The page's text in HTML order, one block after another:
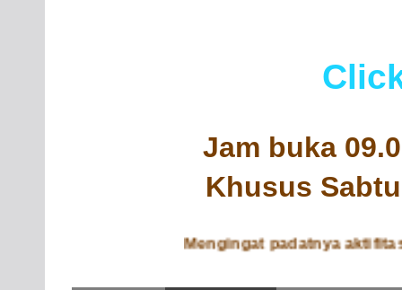
Jam buka
Khusus
Mengingat padatnya aktifitas